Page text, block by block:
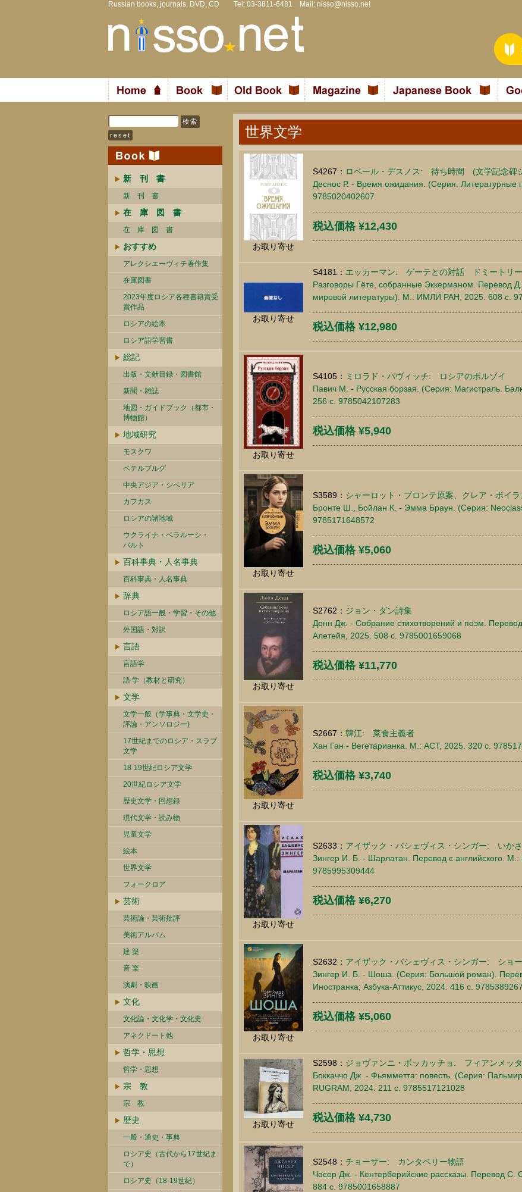
Russian books, journals, DVD, CD Tel: 03-3811-6481 Mail: nisso@nisso.net
新 刊 書
新 刊 書
在 庫 図 書
在 庫 図 書
おすすめ
アレクシエーヴィチ著作集
在庫図書
2023年度ロシア各種書籍賞受
賞作品
ロシアの絵本
ロシア語学習書
総記
出版・文献目録・図書館
新聞・雑誌
地図・ガイドブック（都市・
博物館）
地域研究
モスクワ
ペテルブルグ
中央アジア・シベリア
カフカス
ロシアの諸地域
ウクライナ・ベラルーシ・
バルト
百科事典・人名事典
百科事典・人名事典
辞典
ロシア語一般・学習・その他
外国語・対訳
言語
言語学
語 学（教材と研究）
文学
文学一般（学事典・文学史・
評論・アンソロジー)
17世紀までのロシア・スラブ
文学
18-19世紀ロシア文学
20世紀ロシア文学
歴史文学・回想録
現代文学・読み物
児童文学
絵本
世界文学
フォークロア
芸術
芸術論・芸術批評
美術アルバム
建 築
音 楽
演劇・映画
文化
文化論・文化学・文化史
アネクドート他
哲学・思想
哲学・思想
宗 教
宗 教
歴史
一般・通史・事典
ロシア史（古代から17世紀ま
で）
ロシア史（18-19世紀）
世界文学
お取り寄せ
S4267： ロベール・デスノス: 待ち時間 (文学記念碑
Деснос Р. - Время ожидания. (Серия: Литературные
9785020402607
税込価格 ¥12,430
お取り寄せ
S4181： エッカーマン: ゲーテとの対話 ドミートリ
Разговоры Гёте, собранные Эккерманом. Перевод
мировой литературы). М.: ИМЛИ РАН, 2025. 608 c.
税込価格 ¥12,980
お取り寄せ
S4105： ミロラド・パヴィッチ: ロシアのボルゾイ
Павич М. - Русская борзая. (Серия: Магистраль.
256 c. 9785042107283
税込価格 ¥5,940
お取り寄せ
S3589： シャーロット・ブロンテ原案、クレア・ボ
Бронте Ш., Бойлан К. - Эмма Браун. (Серия:
9785171648572
税込価格 ¥5,060
お取り寄せ
S2762： ジョン・ダン詩集
Донн Дж. - Собрание стихотворений и поэм.
Алетейя, 2025. 508 c. 9785001659068
税込価格 ¥11,770
お取り寄せ
S2667： 韓江: 菜食主義者
Хан Ган - Вегетарианка. М.: АСТ, 2025. 320 c.
税込価格 ¥3,740
お取り寄せ
S2633： アイザック・バシェヴィス・シンガー: いか
Зингер И. Б. - Шарлатан. Перевод с английского. М.:
9785995309444
税込価格 ¥6,270
お取り寄せ
S2632： アイザック・バシェヴィス・シンガー: ショ
Зингер И. Б. - Шоша. (Серия: Большой роман).
Иностранка; Азбука-Аттикус, 2024. 416 c.
税込価格 ¥5,060
お取り寄せ
S2598： ジョヴァンニ・ボッカッチョ: フィアンメッ
Боккаччо Дж. - Фьямметта: повесть. (Серия:
RUGRAM, 2024. 211 c. 9785517121028
税込価格 ¥4,730
S2548： チョーサー: カンタベリー物語
Чосер Дж. - Кентерберийские рассказы. Перевод С.
884 c. 9785001658887